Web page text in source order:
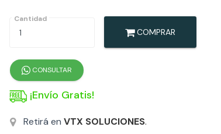
Cantidad
COMPRAR
CONSULTAR
¡Envío Gratis!
Retirá en VTX SOLUCIONES.